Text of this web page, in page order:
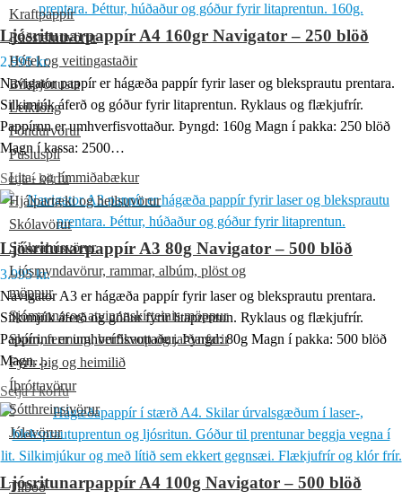
Kraftpappír
Ráðstefnuvörur
Hótel og veitingastaðir
Bílaþjónusta
Leikföng
Föndurvörur
Púsluspil
Lita- og límmiðabækur
Hjálpartæki og heilsuvörur
Skólavörur
Sjúkrahúsvörur
Ljósmyndavörur, rammar, albúm, plöst og
möppur
Sjómanna-og atvinnuskírteinis möppur
Skírn, ferming, brúðkaup og jarðarfarir
Fyrir þig og heimilið
Íþróttavörur
Sótthreinsivörur
Jólavörur
Tilboð
Tilboð
Ljósritunarpappír A4 160gr Navigator – 250 blöð
2.995kr.
Navigator pappír er hágæða pappír fyrir laser og bleksprautu prentara.
Silkimjúk áferð og góður fyrir litaprentun. Ryklaus og flækjufrír.
Pappírnn er umhverfisvottaður. Þyngd: 160g Magn í pakka: 250 blöð
Magn í kassa: 2500…
Setja í körfu
Ljósritunarpappír A3 80g Navigator – 500 blöð
3.995kr.
Navigator A3 er hágæða pappír fyrir laser og bleksprautu prentara.
Silkimjúk áferð og góður fyrir litaprentun. Ryklaus og flækjufrír.
Pappírinn er umhverfisvottaður. Þyngd: 80g Magn í pakka: 500 blöð
Magn…
Setja í körfu
Ljósritunarpappír A4 100g Navigator – 500 blöð